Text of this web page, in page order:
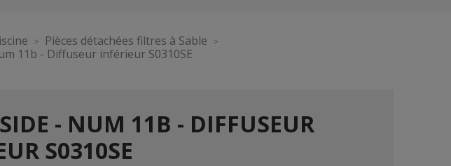
Pièces détachées filtres à Sable
11b - Diffuseur inférieur S0310SE
- NUM 11B - DIFFUSEUR
S0310SE